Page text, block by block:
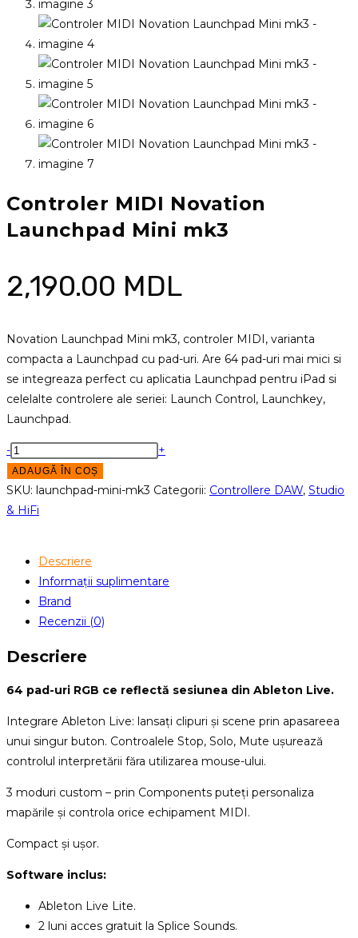
Controler MIDI Novation
Launchpad Mini mk3
2,190.00 MDL
Novation Launchpad Mini mk3, controler MIDI, varianta
compacta a Launchpad cu pad-uri. Are 64 pad-uri mai mici si
se integreaza perfect cu aplicatia Launchpad pentru iPad si
celelalte controlere ale seriei: Launch Control, Launchkey,
Launchpad.
Cantitate
Controler
MIDI
Novation
- +
ADAUGĂ ÎN COȘ
SKU: launchpad-mini-mk3 Categorii: Controllere DAW, Studio
& HiFi
Descriere
Informații suplimentare
Brand
Recenzii (0)
Descriere
64 pad-uri RGB ce reflectă sesiunea din Ableton Live.
Integrare Ableton Live: lansați clipuri și scene prin apasareea
unui singur buton. Controalele Stop, Solo, Mute ușurează
controlul interpretării făra utilizarea mouse-ului.
3 moduri custom – prin Components puteți personaliza
mapările și controla orice echipament MIDI.
Compact și ușor.
Software inclus:
Ableton Live Lite.
2 luni acces gratuit la Splice Sounds.